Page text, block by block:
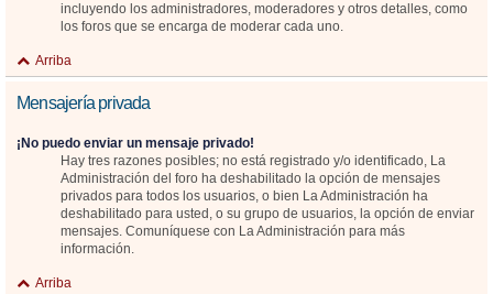
incluyendo los administradores, moderadores y otros detalles, como
los foros que se encarga de moderar cada uno.
Arriba
Mensajería privada
¡No puedo enviar un mensaje privado!
Hay tres razones posibles; no está registrado y/o identificado, La
Administración del foro ha deshabilitado la opción de mensajes
privados para todos los usuarios, o bien La Administración ha
deshabilitado para usted, o su grupo de usuarios, la opción de enviar
mensajes. Comuníquese con La Administración para más
información.
Arriba